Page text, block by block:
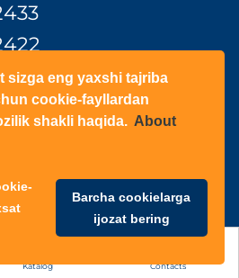
sizga eng yaxshi tajriba
cookie-fayllardan
shakli haqida. About
Barcha cookielarga
ijozat bering
Katalog Contacts
personal data